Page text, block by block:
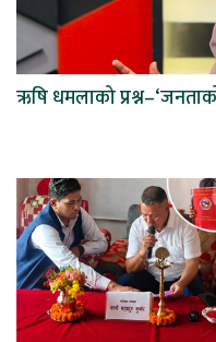
ऋषि धमलाको